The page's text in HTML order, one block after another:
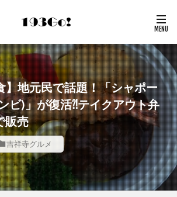
地元民で話題！「シャポー
ビ)」が復活⁈テイクアウト弁
販売
吉祥寺グルメ